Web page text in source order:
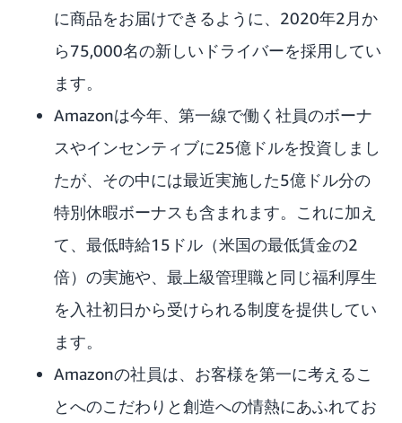
に商品をお届けできるように、2020年2月か
ら75,000名の新しいドライバーを採用してい
ます。
Amazonは今年、第一線で働く社員のボーナ
スやインセンティブに25億ドルを投資しまし
たが、その中には最近実施した5億ドル分の
特別休暇ボーナスも含まれます。これに加え
て、最低時給15ドル（米国の最低賃金の2
倍）の実施や、最上級管理職と同じ福利厚生
を入社初日から受けられる制度を提供してい
ます。
Amazonの社員は、お客様を第一に考えるこ
とへのこだわりと創造への情熱にあふれてお